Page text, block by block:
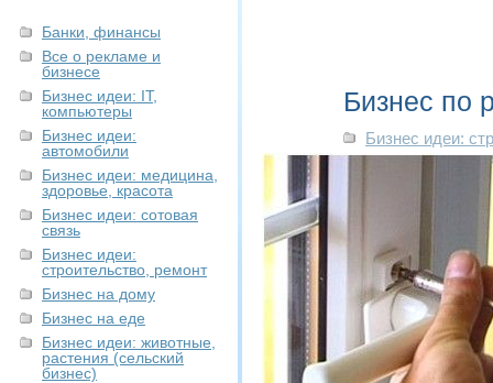
Банки, финансы
Все о рекламе и
бизнесе
Бизнес идеи: IT,
компьютеры
Бизнес идеи:
автомобили
Бизнес идеи: медицина,
здоровье, красота
Бизнес идеи: сотовая
связь
Бизнес идеи:
строительство, ремонт
Бизнес на дому
Бизнес на еде
Бизнес идеи: животные,
растения (сельский
бизнес)
Бизнес по
Бизнес идеи: